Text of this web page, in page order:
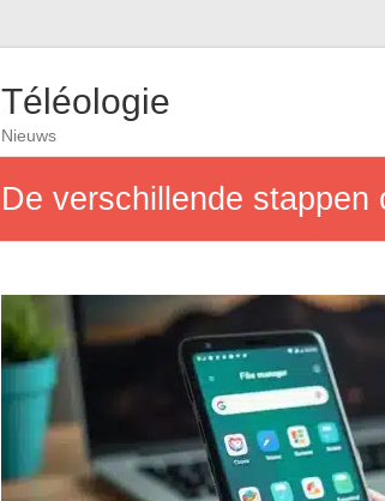
Téléologie
Nieuws
De verschillende stappen